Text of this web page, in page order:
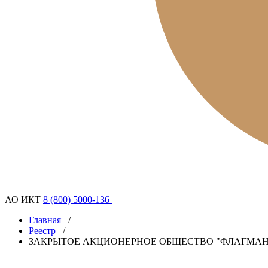
АО ИКТ 8 (800) 5000-136
Главная
/
Реестр
/
ЗАКРЫТОЕ АКЦИОНЕРНОЕ ОБЩЕСТВО